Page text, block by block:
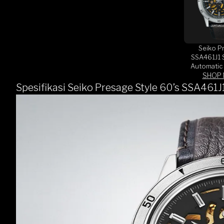
Seiko
SSA461J1
Automatic
DialSHOP
Spesifikasi Seiko Presage Style 60’s